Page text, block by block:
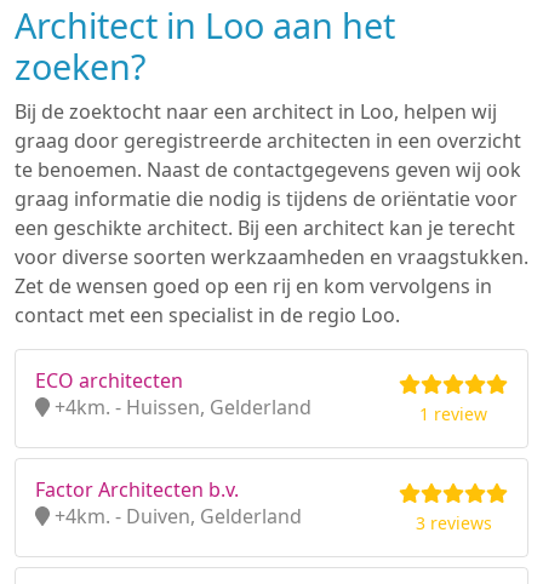
Architect in Loo aan het
zoeken?
Bij de zoektocht naar een architect in Loo, helpen wij
graag door geregistreerde architecten in een overzicht
te benoemen. Naast de contactgegevens geven wij ook
graag informatie die nodig is tijdens de oriëntatie voor
een geschikte architect. Bij een architect kan je terecht
voor diverse soorten werkzaamheden en vraagstukken.
Zet de wensen goed op een rij en kom vervolgens in
contact met een specialist in de regio Loo.
ECO architecten
+4km. - Huissen, Gelderland
1 review
Factor Architecten b.v.
+4km. - Duiven, Gelderland
3 reviews